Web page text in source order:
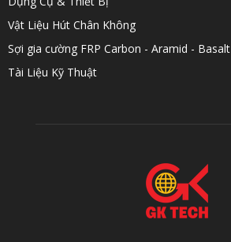
Vật Liệu Hút Chân Không
Sợi gia cường FRP Carbon - Aramid - Basalt
Tài Liệu Kỹ Thuật